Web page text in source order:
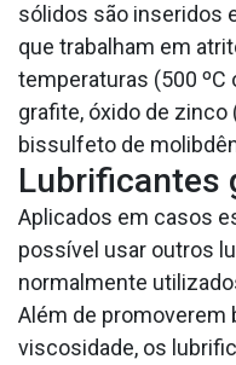
sólidos são inseridos
que trabalham em
temperaturas (500 ºC
grafite, óxido de zinco
bissulfeto de
Lubrificantes
Aplicados em casos
possível usar outros
normalmente
Além de promoverem
viscosidade, os